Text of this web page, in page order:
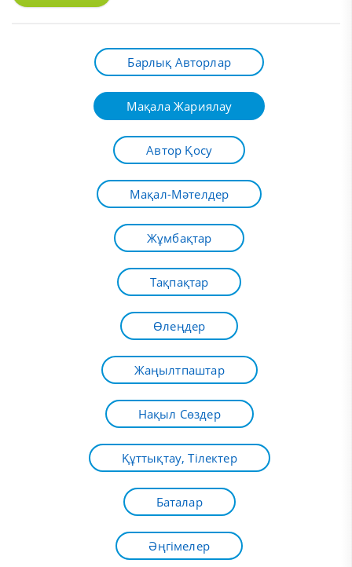
Барлық Авторлар
Мақала Жариялау
Автор Қосу
Мақал-Мәтелдер
Жұмбақтар
Тақпақтар
Өлеңдер
Жаңылтпаштар
Нақыл Сөздер
Құттықтау, Тілектер
Баталар
Әңгімелер